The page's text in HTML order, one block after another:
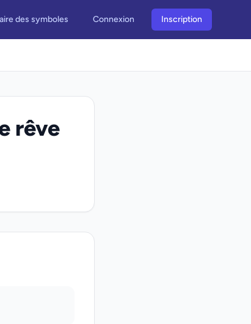
des symboles Connexion Inscription
rêve